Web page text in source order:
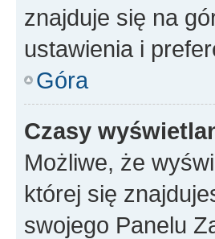
znajduje się na
ustawienia i
Góra
Czasy
Możliwe, że
której się
swojego Panelu